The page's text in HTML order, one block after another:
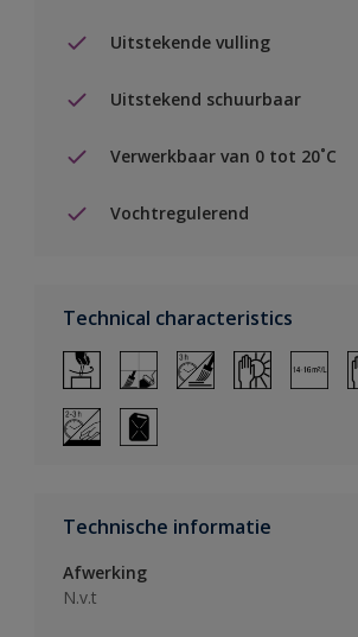
Uitstekende vulling
Uitstekend schuurbaar
Verwerkbaar van 0 tot 20˚C
Vochtregulerend
Technical characteristics
Technische informatie
Afwerking
N.v.t